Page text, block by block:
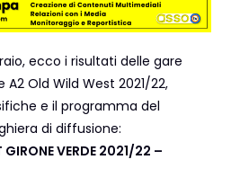
ecco i risultati delle gare
A2 Old Wild West 2021/22,
e il programma del
di diffusione:
GIRONE VERDE 2021/22 –